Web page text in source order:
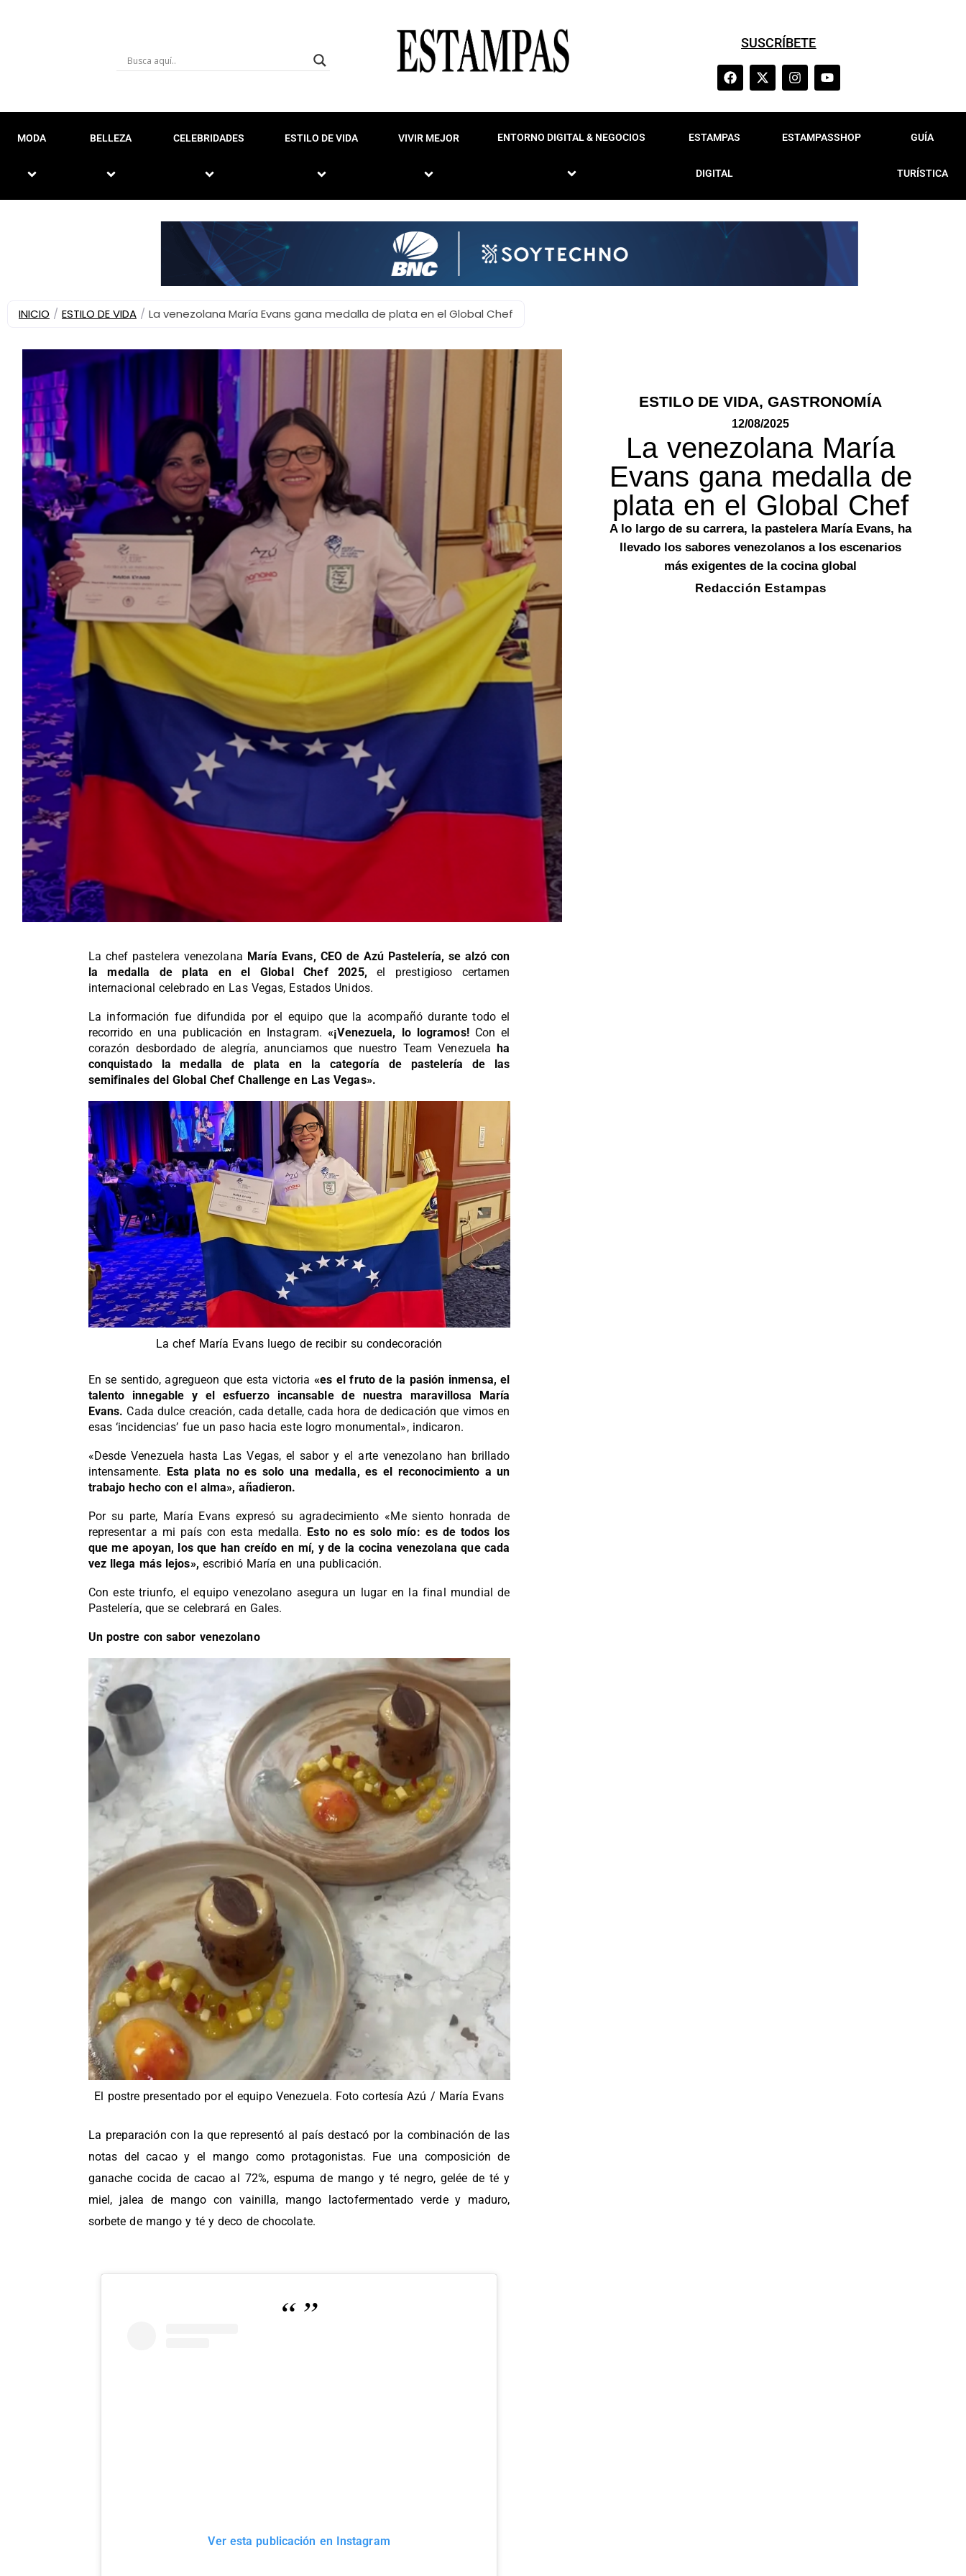
SUSCRÍBETE
MODA BELLEZA CELEBRIDADES ESTILO DE VIDA VIVIR MEJOR ENTORNO DIGITAL & NEGOCIOS ESTAMPAS
DIGITAL
ESTAMPASSHOP GUÍA
TURÍSTICA
INICIO / ESTILO DE VIDA / La venezolana María Evans gana medalla de plata en el Global Chef
ESTILO DE VIDA,GASTRONOMÍA
12/08/2025
La venezolana María
Evans gana medalla de
plata en el Global Chef
A lo largo de su carrera, la pastelera María Evans, ha
llevado los sabores venezolanos a los escenarios
más exigentes de la cocina global
Redacción Estampas
La chef pastelera venezolana María Evans, CEO de Azú Pastelería, se alzó con
la medalla de plata en el Global Chef 2025, el prestigioso certamen
internacional celebrado en Las Vegas, Estados Unidos.
La información fue difundida por el equipo que la acompañó durante todo el
recorrido en una publicación en Instagram.«¡Venezuela, lo logramos!Con el
corazón desbordado de alegría, anunciamos que nuestro Team Venezuelaha
conquistado la medalla de plata en la categoría de pastelería de las
semifinales del Global Chef Challenge en Las Vegas».
La chef María Evans luego de recibir su condecoración
En se sentido, agregueon que esta victoria «es el fruto de la pasión inmensa, el
talento innegable y el esfuerzo incansable de nuestra maravillosa María
Evans. Cada dulce creación, cada detalle, cada hora de dedicación que vimos en
esas ‘incidencias’ fue un paso hacia este logro monumental», indicaron.
«Desde Venezuela hasta Las Vegas, el sabor y el arte venezolano han brillado
intensamente. Esta plata no es solo una medalla, es el reconocimiento a un
trabajo hecho con el alma», añadieron.
Por su parte, María Evans expresó su agradecimiento «Me siento honrada de
representar a mi país con esta medalla. Esto no es solo mío: es de todos los
que me apoyan, los que han creído en mí, y de la cocina venezolana que cada
vez llega más lejos», escribió María en una publicación.
Con este triunfo, el equipo venezolano asegura un lugar en la final mundial de
Pastelería, que se celebrará en Gales.
Un postre con sabor venezolano
El postre presentado por el equipo Venezuela. Foto cortesía Azú / María Evans
La preparación con la que representó al país destacó por la combinación de las
notas del cacao y el mango como protagonistas. Fue una composición de
ganache cocida de cacao al 72%, espuma de mango y té negro, gelée de té y
miel, jalea de mango con vainilla, mango lactofermentado verde y maduro,
sorbete de mango y té y deco de chocolate.
Ver esta publicación en Instagram